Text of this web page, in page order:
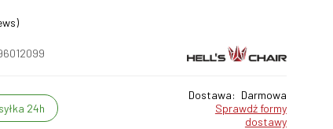
24h
Dostawa:
Darmowa
sprawdź formy
dostawy